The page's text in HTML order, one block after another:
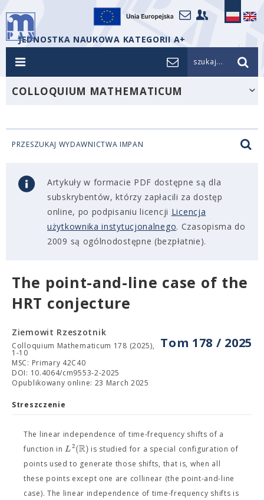
JEDNOSTKA NAUKOWA KATEGORII A+
szukaj...
COLLOQUIUM MATHEMATICUM
PRZESZUKAJ WYDAWNICTWA IMPAN
Artykuły w formacie PDF dostępne są dla
subskrybentów, którzy zapłacili za dostęp
online, po podpisaniu licencji Licencja
użytkownika instytucjonalnego. Czasopisma do
2009 są ogólnodostępne (bezpłatnie).
The point-and-line case of the
HRT conjecture
Tom 178 / 2025
Ziemowit Rzeszotnik
Colloquium Mathematicum 178 (2025),
1-10
MSC: Primary 42C40
DOI: 10.4064/cm9553-2-2025
Opublikowany online: 23 March 2025
Streszczenie
The linear independence of time-frequency shifts of a
function inL2(R) is studied for a special configuration of
points used to generate those shifts, that is, when all
these points except one are collinear (the point-and-line
case). The linear independence of time-frequency shifts is